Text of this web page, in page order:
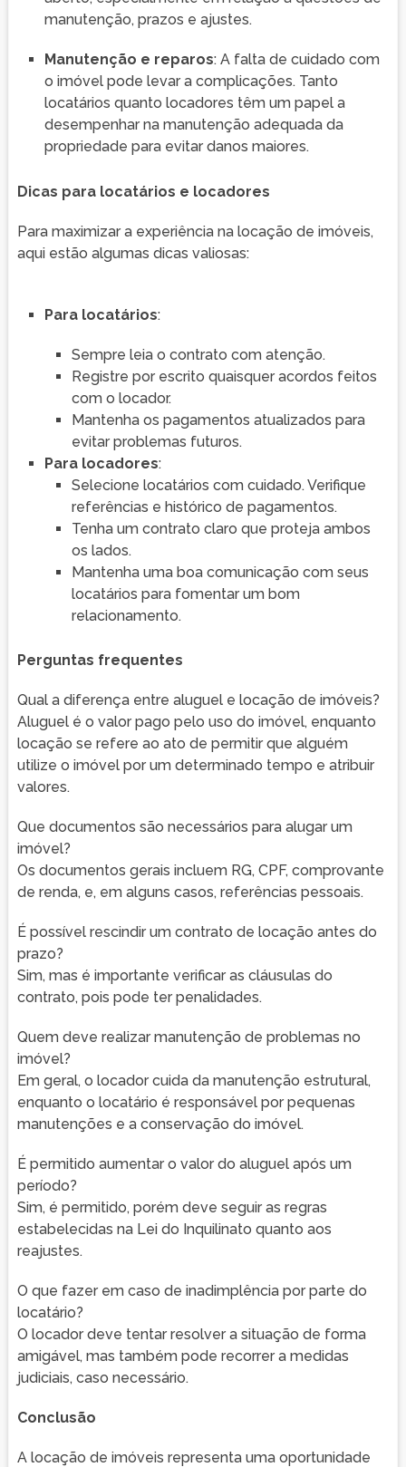
manutenção, prazos e ajustes.
Manutenção e reparos: A falta de cuidado com
o imóvel pode levar a complicações. Tanto
locatários quanto locadores têm um papel a
desempenhar na manutenção adequada da
propriedade para evitar danos maiores.
Dicas para locatários e locadores
Para maximizar a experiência na locação de imóveis,
aqui estão algumas dicas valiosas:
Para locatários:
Sempre leia o contrato com atenção.
Registre por escrito quaisquer acordos feitos
com o locador.
Mantenha os pagamentos atualizados para
evitar problemas futuros.
Para locadores:
Selecione locatários com cuidado. Verifique
referências e histórico de pagamentos.
Tenha um contrato claro que proteja ambos
os lados.
Mantenha uma boa comunicação com seus
locatários para fomentar um bom
relacionamento.
Perguntas frequentes
Qual a diferença entre aluguel e locação de imóveis?
Aluguel é o valor pago pelo uso do imóvel, enquanto
locação se refere ao ato de permitir que alguém
utilize o imóvel por um determinado tempo e atribuir
valores.
Que documentos são necessários para alugar um
imóvel?
Os documentos gerais incluem RG, CPF, comprovante
de renda, e, em alguns casos, referências pessoais.
É possível rescindir um contrato de locação antes do
prazo?
Sim, mas é importante verificar as cláusulas do
contrato, pois pode ter penalidades.
Quem deve realizar manutenção de problemas no
imóvel?
Em geral, o locador cuida da manutenção estrutural,
enquanto o locatário é responsável por pequenas
manutenções e a conservação do imóvel.
É permitido aumentar o valor do aluguel após um
período?
Sim, é permitido, porém deve seguir as regras
estabelecidas na Lei do Inquilinato quanto aos
reajustes.
O que fazer em caso de inadimplência por parte do
locatário?
O locador deve tentar resolver a situação de forma
amigável, mas também pode recorrer a medidas
judiciais, caso necessário.
Conclusão
A locação de imóveis representa uma oportunidade